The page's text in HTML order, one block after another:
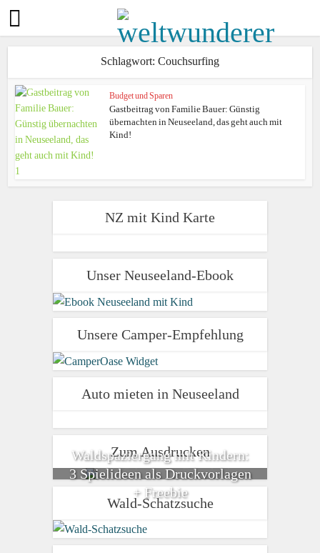
Schlagwort: Couchsurfing
Budget und Sparen
Gastbeitrag von Familie Bauer: Günstig
übernachten in Neuseeland, das geht auch mit
Kind!
NZ mit Kind Karte
Unser Neuseeland-Ebook
Unsere Camper-Empfehlung
Auto mieten in Neuseeland
Zum Ausdrucken
Waldspaziergang mit Kindern:
3 Spielideen als Druckvorlagen
+ Freebie
Wald-Schatzsuche